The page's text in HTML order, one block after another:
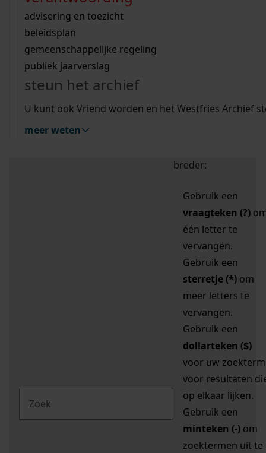
bouwvergunningen
omgevingsvergunningen
vergunningen
beeld en geluid
uitleg nodig?
Wij helpen u op weg met een aantal zoektips.
bekijk alle zoektips
Wij helpen u op weg met een aantal zoektips.
bekijk alle zoektips
bekijk ons geschiedenislokaal
advisering en toezicht
beleidsplan
gemeenschappelijke regeling
publiek jaarverslag
steun het archief
U kunt ook Vriend worden en het Westfries Archief
meer weten
zoektips
Mijn Studiezaal (inloggen)
uw zoekopdracht te
breder:
Gebruik een
vraagteken (?)
één letter te
vervangen.
Gebruik een
sterretje (*) om
meer letters te
vervangen.
Gebruik een
dollarteken ($)
voor uw zoekterm
voor resultaten
op elkaar lijken.
Gebruik een
minteken (-) om
zoektermen uit te